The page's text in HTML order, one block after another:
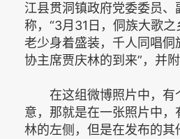
江县贯洞镇政府党委委员
称，“3月31日，侗族大歌
老少身着盛装，千人同唱
协主席贾庆林的到来”，并附
在这组微博照片中，有
意，那就是在一张照片中
林的左侧，但是在发布的其